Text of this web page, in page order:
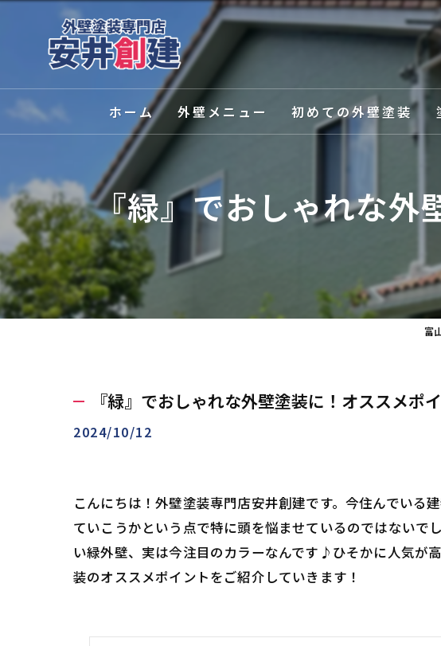
ホーム 外壁メニュー
外壁塗装
屋根塗装
初めての外壁塗装
塗装の種類
『緑』でおしゃれな外
富
『緑』でおしゃれな外壁塗装に！オススメポ
2024/10/12
こんにちは！外壁塗装専門店安井創建です。今住んでいる
ていこうかという点で特に頭を悩ませているのではない
い緑外壁、実は今注目のカラーなんです♪ひそかに人気が
装のオススメポイントをご紹介していきます！